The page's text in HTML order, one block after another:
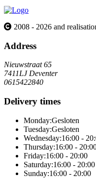
2008 - 2026 and
Address
Nieuwstraat 65
7411LJ Deventer
0615422840
Delivery times
Monday:Gesloten
Tuesday:Gesloten
Wednesday:16:00 -
Thursday:16:00 -
Friday:16:00 - 20:00
Saturday:16:00 - 20:00
Sunday:16:00 - 20:00